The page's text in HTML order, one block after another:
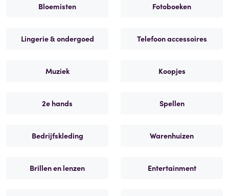
Bloemisten Fotoboeken
Lingerie & ondergoed Telefoon accessoires
Muziek Koopjes
2e hands Spellen
Bedrijfskleding Warenhuizen
Brillen en lenzen Entertainment